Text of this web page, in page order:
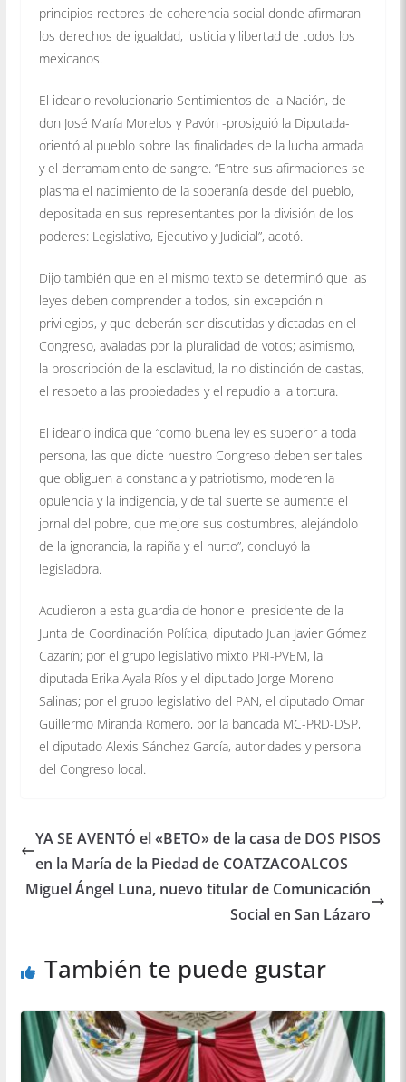
principios rectores de coherencia social donde afirmaran
los derechos de igualdad, justicia y libertad de todos los
mexicanos.
El ideario revolucionario Sentimientos de la Nación, de
don José María Morelos y Pavón -prosiguió la Diputada-
orientó al pueblo sobre las finalidades de la lucha armada
y el derramamiento de sangre. “Entre sus afirmaciones se
plasma el nacimiento de la soberanía desde del pueblo,
depositada en sus representantes por la división de los
poderes: Legislativo, Ejecutivo y Judicial”, acotó.
Dijo también que en el mismo texto se determinó que las
leyes deben comprender a todos, sin excepción ni
privilegios, y que deberán ser discutidas y dictadas en el
Congreso, avaladas por la pluralidad de votos; asimismo,
la proscripción de la esclavitud, la no distinción de castas,
el respeto a las propiedades y el repudio a la tortura.
El ideario indica que “como buena ley es superior a toda
persona, las que dicte nuestro Congreso deben ser tales
que obliguen a constancia y patriotismo, moderen la
opulencia y la indigencia, y de tal suerte se aumente el
jornal del pobre, que mejore sus costumbres, alejándolo
de la ignorancia, la rapiña y el hurto”, concluyó la
legisladora.
Acudieron a esta guardia de honor el presidente de la
Junta de Coordinación Política, diputado Juan Javier Gómez
Cazarín; por el grupo legislativo mixto PRI-PVEM, la
diputada Erika Ayala Ríos y el diputado Jorge Moreno
Salinas; por el grupo legislativo del PAN, el diputado Omar
Guillermo Miranda Romero, por la bancada MC-PRD-DSP,
el diputado Alexis Sánchez García, autoridades y personal
del Congreso local.
YA SE AVENTÓ el «BETO» de la casa de DOS PISOS
en la María de la Piedad de COATZACOALCOS
Miguel Ángel Luna, nuevo titular de Comunicación
Social en San Lázaro
También te puede gustar